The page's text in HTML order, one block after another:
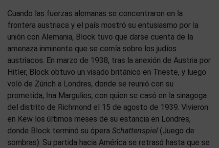
Cuando las fuerzas alemanas se concentraron en la
frontera austriaca y el país mostró su entusiasmo por la
unión con Alemania, Block tuvo que darse cuenta de la
amenaza inminente que se cernía sobre los judíos
austriacos. En marzo de 1938, tras la anexión de Austria por
Hitler, Block obtuvo un visado británico en Trieste, y luego
voló de Zúrich a Londres, donde se reunió con su
prometida, Ina Margulies, con quien se casó en la sinagoga
del distrito de Richmond el 15 de agosto de 1939. Vivieron
en Kew los últimos meses de su estancia en Londres,
donde Block terminó su ópera Schattenspiel (Juego de
sombras). Su partida hacia América se retrasó hasta que se